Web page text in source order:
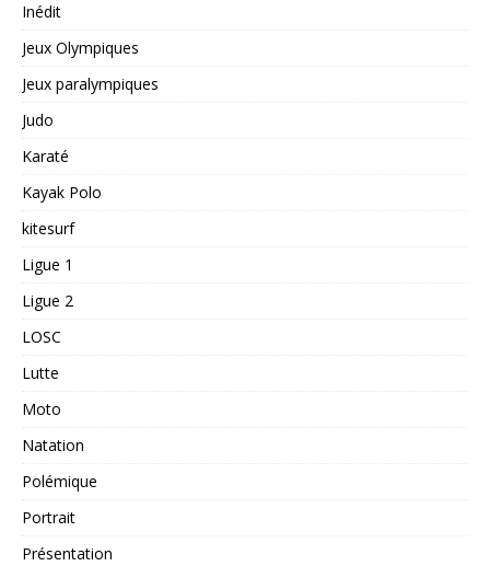
Inédit
Jeux Olympiques
Jeux paralympiques
Judo
Karaté
Kayak Polo
kitesurf
Ligue 1
Ligue 2
LOSC
Lutte
Moto
Natation
Polémique
Portrait
Présentation